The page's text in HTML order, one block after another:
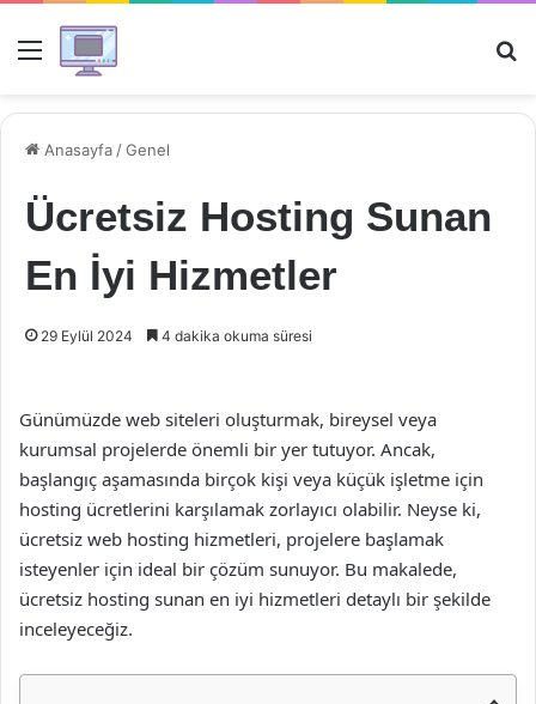
Menü
Anasayfa /Genel
Ücretsiz Hosting Sunan
En İyi Hizmetler
29 Eylül 2024 4 dakika okuma süresi
Günümüzde web siteleri oluşturmak, bireysel veya
kurumsal projelerde önemli bir yer tutuyor. Ancak,
başlangıç aşamasında birçok kişi veya küçük işletme için
hosting ücretlerini karşılamak zorlayıcı olabilir. Neyse ki,
ücretsiz web hosting hizmetleri, projelere başlamak
isteyenler için ideal bir çözüm sunuyor. Bu makalede,
ücretsiz hosting sunan en iyi hizmetleri detaylı bir şekilde
inceleyeceğiz.